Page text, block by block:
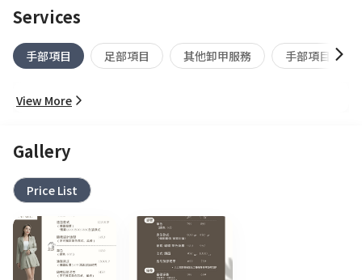
Services
手部項目 足部項目 其他卸甲服務 手部項目（不
View More
Gallery
Price List